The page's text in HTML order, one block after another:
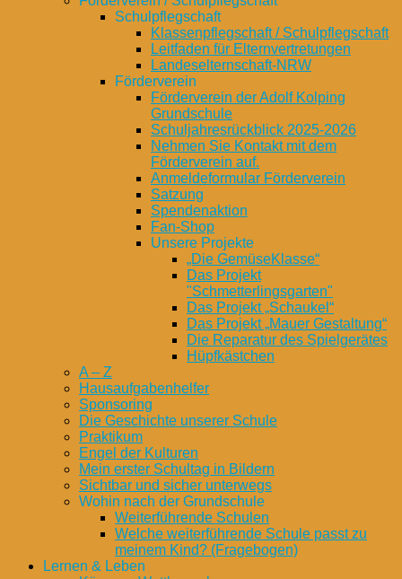
Schulpflegschaft
Klassenpflegschaft / Schulpflegschaft
Leitfaden für Elternvertretungen
Landeselternschaft-NRW
Förderverein
Förderverein der Adolf Kolping
Grundschule
Schuljahresrückblick 2025-2026
Nehmen Sie Kontakt mit dem
Förderverein auf.
Anmeldeformular Förderverein
Satzung
Spendenaktion
Fan-Shop
Unsere Projekte
„Die GemüseKlasse“
Das Projekt
"Schmetterlingsgarten"
Das Projekt „Schaukel“
Das Projekt „Mauer Gestaltung“
Die Reparatur des Spielgerätes
Hüpfkästchen
A – Z
Hausaufgabenhelfer
Sponsoring
Die Geschichte unserer Schule
Praktikum
Engel der Kulturen
Mein erster Schultag in Bildern
Sichtbar und sicher unterwegs
Wohin nach der Grundschule
Weiterführende Schulen
Welche weiterführende Schule passt zu
meinem Kind? (Fragebogen)
Lernen & Leben